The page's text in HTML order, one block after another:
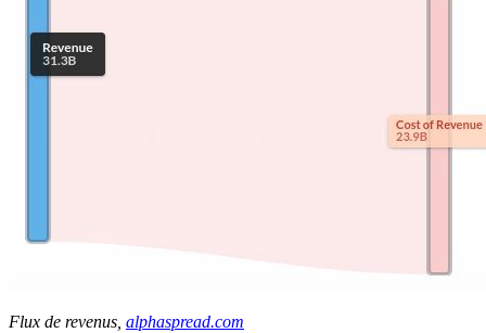
Flux de revenus, alphaspread.com